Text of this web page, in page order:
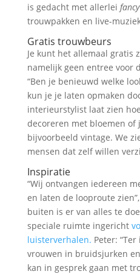
is gedacht met allerlei fancy
trouwpakken en live-
Gratis trouwbeurs
Je kunt het allemaal gratis
namelijk geen entree voor
“Ben je benieuwd welke
kun je je laten opmaken
interieurstylist laat zien
decoreren met bloemen
bijvoorbeeld vintage. We
mensen dat zelf willen
Inspiratie
“Wij ontvangen iedereen
en laten de looproute
buiten is er van alles te
speciale ruimte ingericht
luisterverhalen. Peter:
vrouwen in bruidsjurken
kan in gesprek gaan met